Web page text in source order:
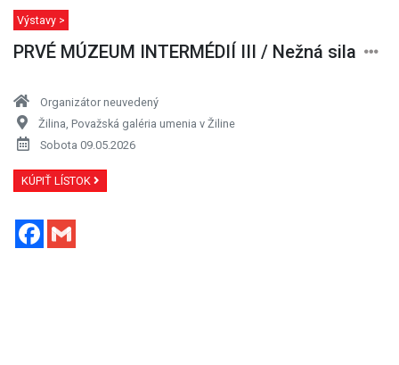
Výstavy >
PRVÉ MÚZEUM INTERMÉDIÍ III / Nežná sila
Organizátor neuvedený
Žilina, Považská galéria umenia v Žiline
Sobota 09.05.2026
KÚPIŤ LÍSTOK
Facebook